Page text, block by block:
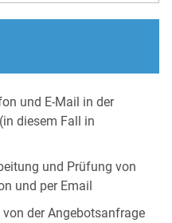
und E-Mail in der
diesem Fall in
und Prüfung von
und per Email
der Angebotsanfrage